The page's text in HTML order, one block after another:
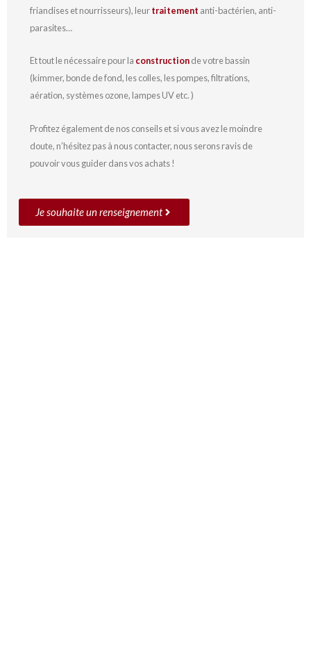
friandises et nourrisseurs), leurtraitement anti-bactérien, anti-
parasites…
Et tout le nécessaire pour la constructionde votre bassin
(kimmer, bonde de fond, les colles, les pompes, filtrations,
aération, systèmes ozone, lampes UV etc. )
Profitez également de nos conseils et si vous avez le moindre
doute, n’hésitez pas à nous contacter, nous serons ravis de
pouvoir vous guider dans vos achats !
Je souhaite un renseignement